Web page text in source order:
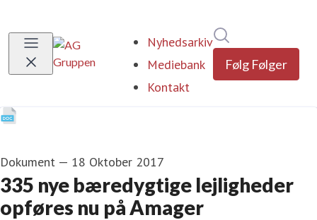
Nyhedsarkiv
Mediebank
Kontakt
Følg Følger
Dokument — 18 Oktober 2017
335 nye bæredygtige lejligheder
opføres nu på Amager